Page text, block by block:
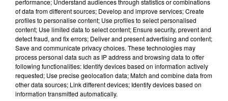
commande. Evénement dans l'événement, un salon
de la mobilité électrique aura lieu, avec possibilité
d'essayer des véhicules"zéro émission"ou hybrides,
vélos, trottinettes et segway, le samedi de 9h30 à 18h
devant le centre d’information du public.
performance; Understand audiences through statistics or combinations
of data from different sources; Develop and improve services; Create
profiles to personalise content; Use profiles to select personalised
content; Use limited data to select content; Ensure security, prevent and
detect fraud, and fix errors; Deliver and present advertising and content;
Save and communicate privacy choices. These technologies may
process personal data such as IP address and browsing data to offer
following functionalities: Identify devices based on information actively
requested; Use precise geolocation data; Match and combine data from
other data sources; Link different devices; Identify devices based on
information transmitted automatically.